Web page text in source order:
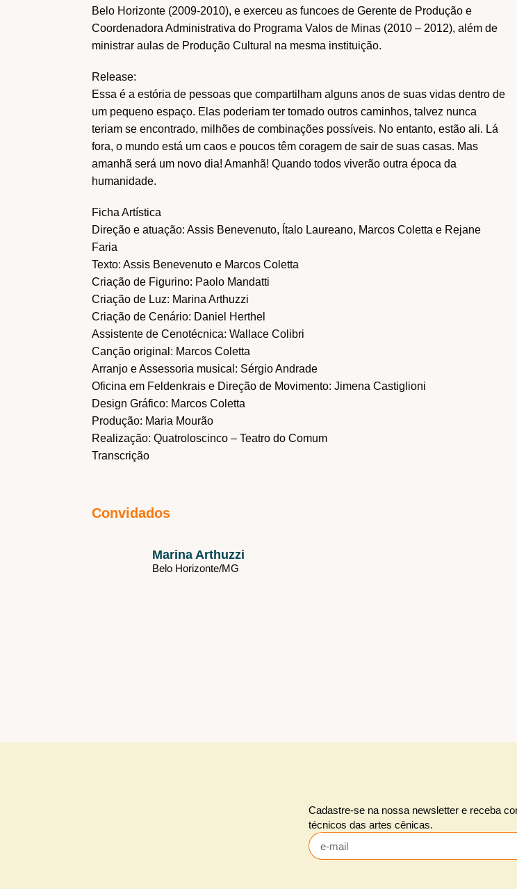
Belo Horizonte (2009-2010), e exerceu as funcoes de Gerente de Produção e
Coordenadora Administrativa do Programa Valos de Minas (2010 – 2012), além de
ministrar aulas de Produção Cultural na mesma instituição.
Release:
Essa é a estória de pessoas que compartilham alguns anos de suas vidas dentro de
um pequeno espaço. Elas poderiam ter tomado outros caminhos, talvez nunca
teriam se encontrado, milhões de combinações possíveis. No entanto, estão ali. Lá
fora, o mundo está um caos e poucos têm coragem de sair de suas casas. Mas
amanhã será um novo dia! Amanhã! Quando todos viverão outra época da
humanidade.
Ficha Artística
Direção e atuação: Assis Benevenuto, Ítalo Laureano, Marcos Coletta e Rejane
Faria
Texto: Assis Benevenuto e Marcos Coletta
Criação de Figurino: Paolo Mandatti
Criação de Luz: Marina Arthuzzi
Criação de Cenário: Daniel Herthel
Assistente de Cenotécnica: Wallace Colibri
Canção original: Marcos Coletta
Arranjo e Assessoria musical: Sérgio Andrade
Oficina em Feldenkrais e Direção de Movimento: Jimena Castiglioni
Design Gráfico: Marcos Coletta
Produção: Maria Mourão
Realização: Quatroloscinco – Teatro do Comum
Transcrição
Convidados
Marina Arthuzzi
Belo Horizonte/MG
Cadastre-se na nossa newsletter e receba
técnicos das artes cênicas.